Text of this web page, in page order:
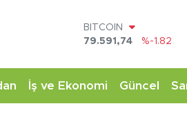
BITCOIN
79.591,74
%-1.82
45,43620
%0.02
EURO
İş ve Ekonomi Güncel